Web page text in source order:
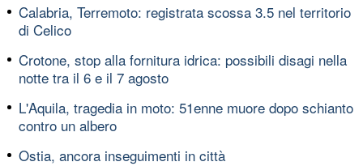
Calabria, Terremoto: registrata scossa 3.5 nel territorio
di Celico
Crotone, stop alla fornitura idrica: possibili disagi nella
notte tra il 6 e il 7 agosto
L'Aquila, tragedia in moto: 51enne muore dopo schianto
contro un albero
Ostia, ancora inseguimenti in città